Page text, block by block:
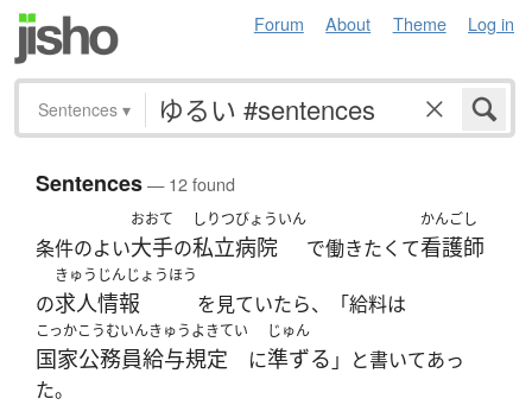
Forum About Theme Log in
Sentences ▾
Sentences— 12 found
条件のよい
おおて
大手の
しりつびょういん
私立病院 で働きたくて
かんごし
看護師
の
きゅうじんじょうほう
求人情報 を見ていたら、「給料は
こっかこうむいんきゅうよきてい
国家公務員給与規定 に
じゅん
準ずる 」と書いてあっ
た。